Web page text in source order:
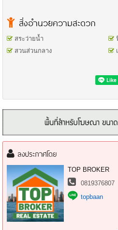
– เชื่อมต่อถนนหลายเส้นทั้งรามอินทรา
สถานที่ใกล้เคียง
– รพ.สินแพทย์เสรีไทย, รพ.นวมินทร์ 9
– แฟชั่นไอส์แลนด์, สนามกอล์ฟปัญญา
การเดินทาง
– ตั้งบน ถ.พระยาสุเรนทร์
– เชื่อมต่อ ถ.รามอินทรา
– ใกล้วงแหวนกาญจนาภิเษก
– ใกล้รถไฟฟ้าสายสีชมพูสถานีบางชัน
สอบถามข้อมูลเพิ่มเติมหรือนัดชมสถานที่ติ
คุณพล(ปอง) โทร : 081-937-6807 ไลน์ไอ
ติดตามทรัพย์อัปเดทใหม่ของ Topbroker
สิ่งอำนวยความสะดวก
สระว่ายน้ำ
สวนส่วนกลาง
ลงประกาศโดย
TOP BROKER
0819376807
topbaan